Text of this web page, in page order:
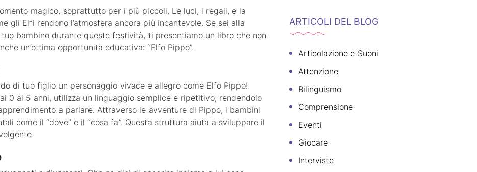
magico, soprattutto per i più piccoli. Le luci, i regali, e la
gli Elfi rendono l’atmosfera ancora più incantevole. Se sei alla
bambino durante queste festività, ti presentiamo un libro che non
un’ottima opportunità educativa: “Elfo Pippo”.
di tuo figlio un personaggio vivace e allegro come Elfo Pippo!
0 ai 5 anni, utilizza un linguaggio semplice e ripetitivo, rendendolo
a parlare. Attraverso le avventure di Pippo, i bambini
come il “dove” e il “cosa fa”. Questa struttura aiuta a sviluppare il
ARTICOLI DEL BLOG
Articolazione e Suoni
Attenzione
Bilinguismo
Comprensione
Eventi
Giocare
Interviste